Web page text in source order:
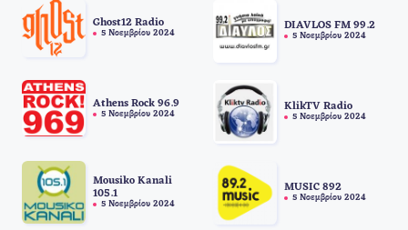
Ghost12 Radio
5 Νοεμβρίου 2024
DIAVLOS FM 99.2
5 Νοεμβρίου 2024
Athens Rock 96.9
5 Νοεμβρίου 2024
KlikTV Radio
5 Νοεμβρίου 2024
Mousiko Kanali
105.1
5 Νοεμβρίου 2024
MUSIC 892
5 Νοεμβρίου 2024